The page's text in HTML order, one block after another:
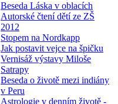
Beseda Láska v oblacích
Autorské čtení dětí ze ZŠ
2012
Stopem na Nordkapp
Jak postavit vejce na špičku
Vernisáž výstavy Miloše
Satrapy
Beseda o životě mezi indiány
v Peru
Astrologie v denním životě -